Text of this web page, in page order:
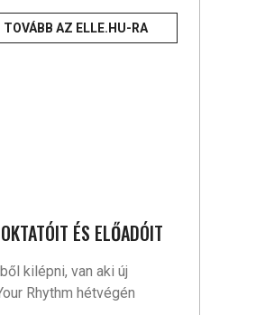
TOVÁBB AZ ELLE.HU-RA
ÉS ELŐADÓIT
kilépni, van aki új
Rhythm hétvégén